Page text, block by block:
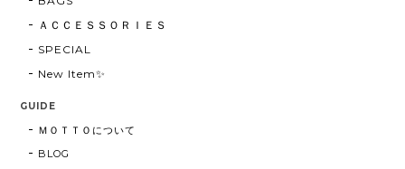
ＡＣＣＥＳＳＯＲＩＥＳ
SPECIAL
New Item✨
GUIDE
ＭＯＴＴＯについて
BLOG